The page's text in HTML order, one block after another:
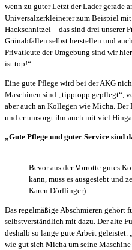
wenn zu guter Letzt der Lader gerade
Universalzerkleinerer zum Beispiel
Hackschnitzel – das sind drei unserer
Grünabfällen selbst herstellen und
Privatleute der Umgebung sind wir
ist top!“
Eine gute Pflege wird bei der AKG
Maschinen sind „tipptopp gepflegt“,
aber auch an Kollegen wie Micha.
und er umsorgt ihn auch mit viel
„Gute Pflege und guter Service sind
Bevor aus der Vorrotte gutes
kann, muss es ausgesiebt und
Karen Dörflinger)
Das regelmäßige Abschmieren gehört
selbstverständlich mit dazu. Der alte
deshalb so lange gute Arbeit geleistet.
wie gut sich Micha um seine